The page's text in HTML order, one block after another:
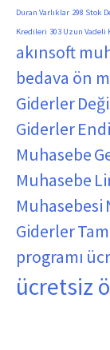
Duran Varlıklar 298 Stok
Kredileri 303 Uzun
akınsoft
bedava ön
Giderler
Giderler
Muhasebe
Muhasebe
Muhasebesi
Giderler
programı
ücretsiz